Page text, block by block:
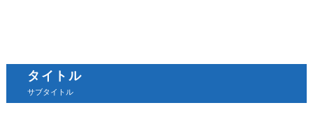
タイトル
サブタイトル